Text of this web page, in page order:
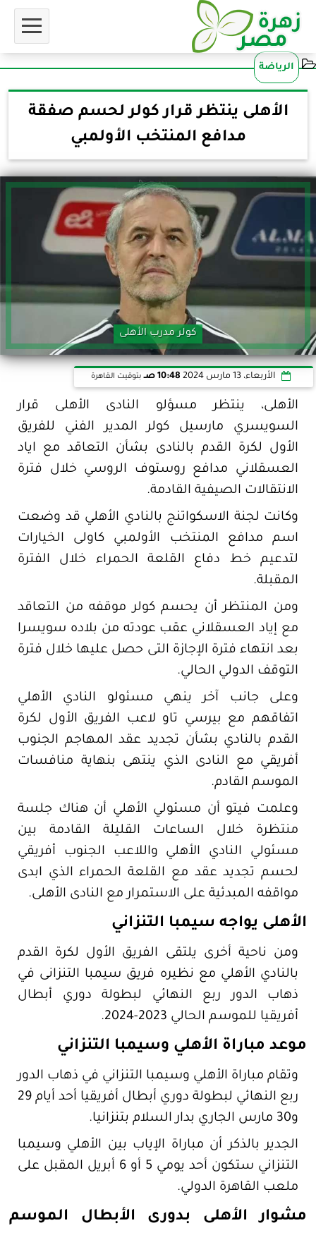
الرياضة
الأهلى ينتظر قرار كولر لحسم صفقة
مدافع المنتخب الأولمبي
كولر مدرب الأهلى
الأربعاء، 13 مارس 2024 10:48 صـ بتوقيت القاهرة
الأهلى، ينتظر مسؤلو النادى الأهلى قرار
السويسري مارسيل كولر المدير الفني للفريق
الأول لكرة القدم بالنادى بشأن التعاقد مع اياد
العسقلاني مدافع روستوف الروسي خلال فترة
الانتقالات الصيفية القادمة.
وكانت لجنة الاسكواتنج بالنادي الأهلي قد وضعت
اسم مدافع المنتخب الأولمبي كاولى الخيارات
لتدعيم خط دفاع القلعة الحمراء خلال الفترة
المقبلة.
ومن المنتظر أن يحسم كولر موقفه من التعاقد
مع إياد العسقلاني عقب عودته من بلاده سويسرا
بعد انتهاء فترة الإجازة التى حصل عليها خلال فترة
التوقف الدولي الحالي.
وعلى جانب آخر ينهي مسئولو النادي الأهلي
اتفاقهم مع بيرسي تاو لاعب الفريق الأول لكرة
القدم بالنادي بشأن تجديد عقد المهاجم الجنوب
أفريقي مع النادى الذي ينتهى بنهاية منافسات
الموسم القادم.
وعلمت فيتو أن مسئولي الأهلي أن هناك جلسة
منتظرة خلال الساعات القليلة القادمة بين
مسئولي النادي الأهلي واللاعب الجنوب أفريقي
لحسم تجديد عقد مع القلعة الحمراء الذي ابدى
مواقفه المبدئية على الاستمرار مع النادى الأهلى.
الأهلى يواجه سيمبا التنزاني
ومن ناحية أخرى يلتقى الفريق الأول لكرة القدم
بالنادي الأهلي مع نظيره فريق سيمبا التنزانى في
ذهاب الدور ربع النهائي لبطولة دوري أبطال
أفريقيا للموسم الحالي 2023-2024.
موعد مباراة الأهلي وسيمبا التنزاني
وتقام مباراة الأهلي وسيمبا التنزاني في ذهاب الدور
ربع النهائي لبطولة دوري أبطال أفريقيا أحد أيام 29
و30 مارس الجاري بدار السلام بتنزانيا.
الجدير بالذكر أن مباراة الإياب بين الأهلي وسيمبا
التنزاني ستكون أحد يومي 5 أو 6 أبريل المقبل على
ملعب القاهرة الدولي.
مشوار الأهلى بدورى الأبطال الموسم